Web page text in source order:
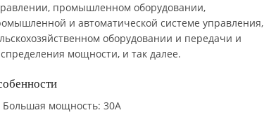
промышленном оборудовании,
и автоматической системе управления,
оборудовании и передачи и
мощности, и так далее.
Большая мощность: 30A